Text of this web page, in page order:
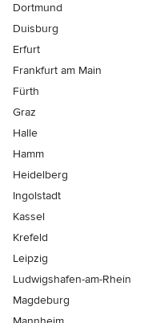
Dortmund
Duisburg
Erfurt
Frankfurt am Main
Fürth
Graz
Halle
Hamm
Heidelberg
Ingolstadt
Kassel
Krefeld
Leipzig
Ludwigshafen-am-Rhein
Magdeburg